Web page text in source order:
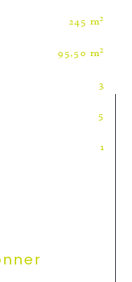
245 m²
95,50 m²
3
5
1